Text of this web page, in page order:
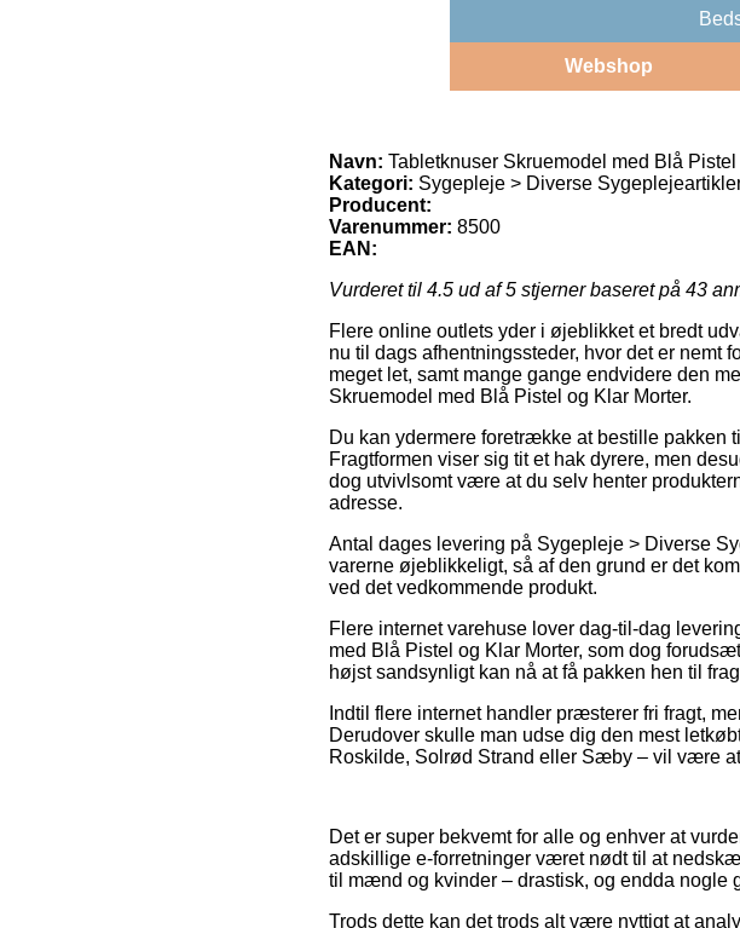
Webshop
Navn: Tabletknuser Skruemodel med Blå
Kategori: Sygepleje > Diverse
Producent:
Varenummer: 8500
EAN:
Vurderet til 4.5 ud af 5 stjerner baseret på 43
Flere online outlets yder i øjeblikket et bredt
nu til dags afhentningssteder, hvor det er nemt
meget let, samt mange gange endvidere den
Skruemodel med Blå Pistel og Klar Morter.
Du kan ydermere foretrække at bestille pakken
Fragtformen viser sig tit et hak dyrere, men
dog utvivlsomt være at du selv henter
adresse.
Antal dages levering på Sygepleje > Diverse
varerne øjeblikkeligt, så af den grund er det
ved det vedkommende produkt.
Flere internet varehuse lover dag-til-dag
med Blå Pistel og Klar Morter, som dog
højst sandsynligt kan nå at få pakken hen til
Indtil flere internet handler præsterer fri fragt,
Derudover skulle man udse dig den mest
Roskilde, Solrød Strand eller Sæby – vil være
Det er super bekvemt for alle og enhver at
adskillige e-forretninger været nødt til at
til mænd og kvinder – drastisk, og endda nogle
Trods dette kan det trods alt være nyttigt at